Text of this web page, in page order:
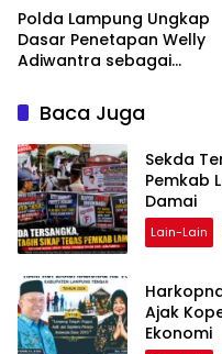
Polda Lampung Ungkap
Dasar Penetapan Welly
Adiwantra sebagai
Diperiksa
Baca Juga
Sekda
Pemkab
Damai
Lain-Lain
Ajak
Ekonomi